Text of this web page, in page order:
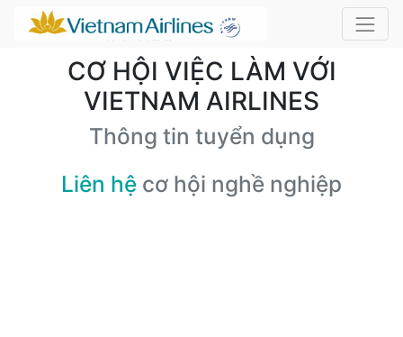
CƠ HỘI VIỆC LÀM VỚI
VIETNAM AIRLINES
Thông tin tuyển dụng
Liên hệ cơ hội nghề nghiệp